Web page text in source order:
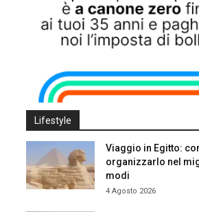
Lifestyle
Viaggio in Egitto:
organizzarlo nel
modi
4 Agosto 2026